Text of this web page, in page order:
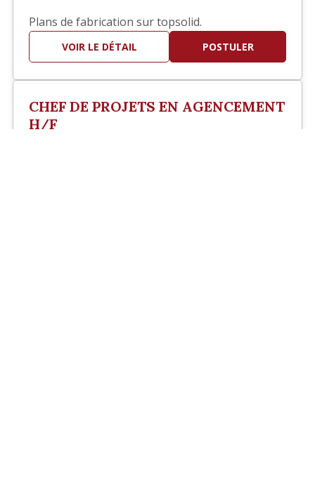
Plans de fabrication sur topsolid.
VOIR LE DÉTAIL POSTULER
CHEF DE PROJETS EN AGENCEMENT
H/F